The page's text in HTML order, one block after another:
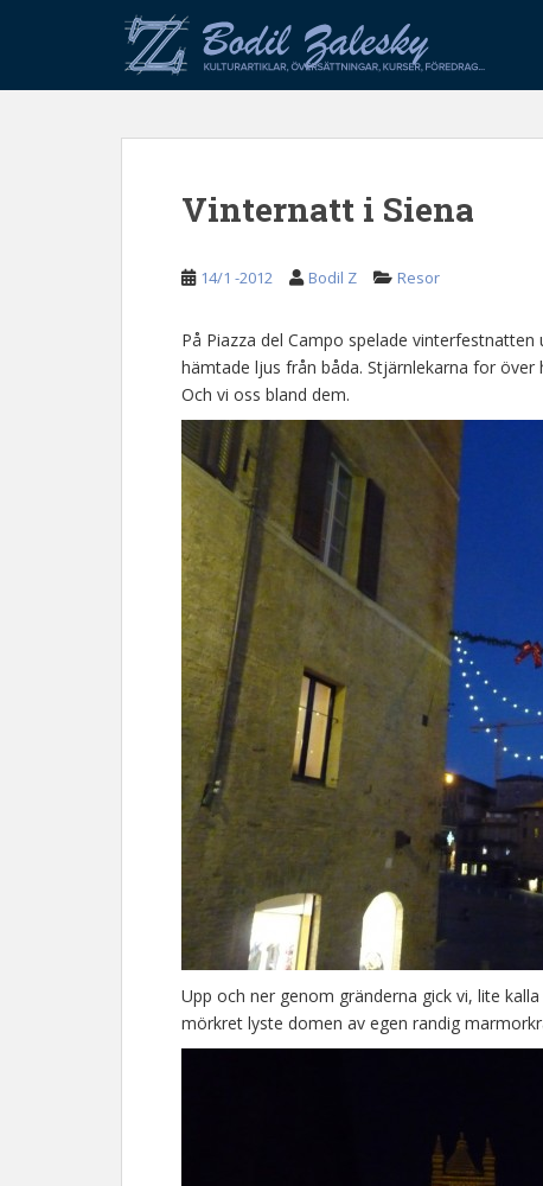
p
Vinternatt i Siena
14/1 -2012 Bodil Z Resor
På Piazza del Campo spelade
hämtade ljus från båda. Stjärnlekarna for
Och vi oss bland dem.
Upp och ner genom gränderna gick vi, lite
mörkret lyste domen av egen randig